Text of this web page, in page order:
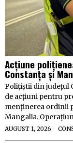
Acțiune
Constanța și
Polițiștii din județul
de acțiuni pentru
menținerea ordinii
Mangalia.
AUGUST 1, 2026